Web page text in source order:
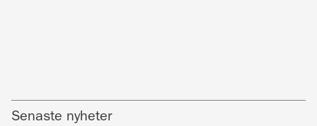
Senaste nyheter